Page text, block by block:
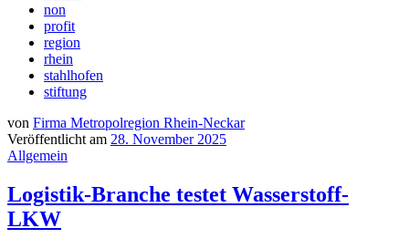
non
profit
region
rhein
stahlhofen
stiftung
von Firma Metropolregion Rhein-Neckar
Veröffentlicht am 28. November 2025
Allgemein
Logistik-Branche testet Wasserstoff-
LKW